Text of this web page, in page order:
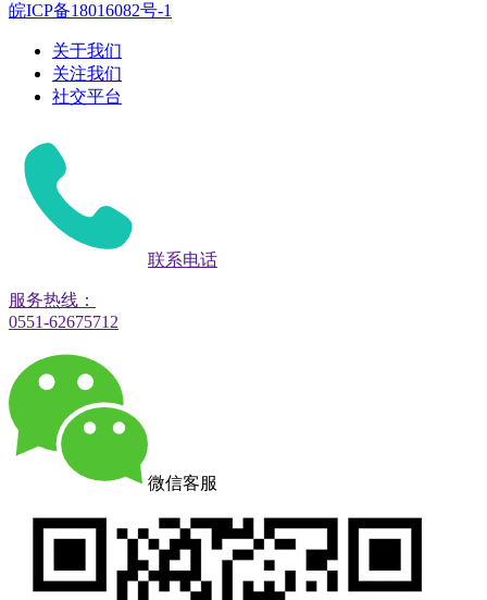
皖ICP备18016082号-1
关于我们
关注我们
社交平台
联系电话
服务热线：
0551-62675712
微信客服